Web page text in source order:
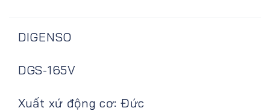
DIGENSO
DGS-165V
Xuất xứ động cơ: Đức